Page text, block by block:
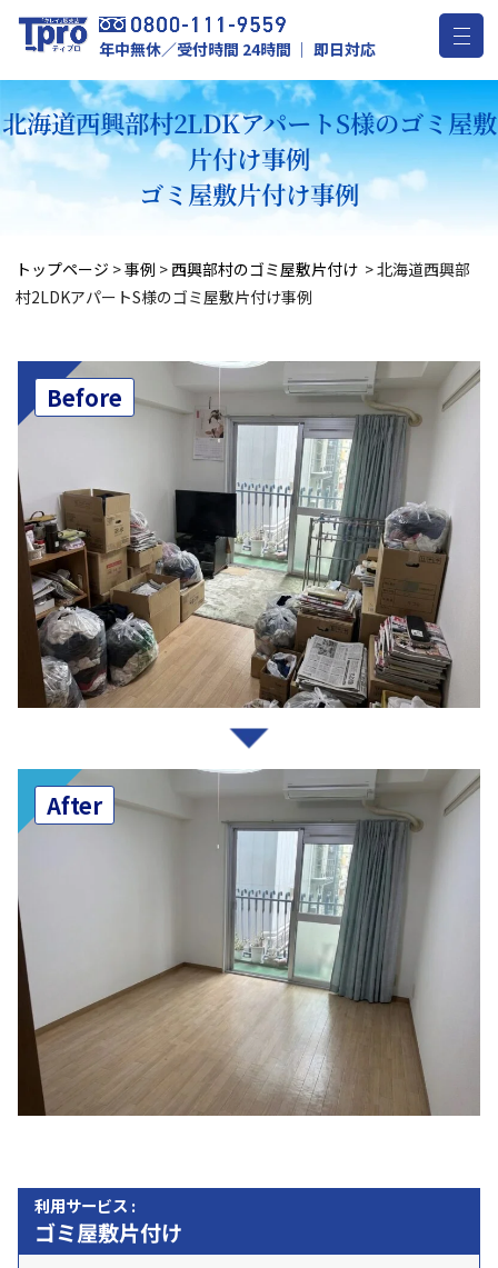
年中無休／受付時間 24時間 ｜ 即日対応
北海道西興部村2LDKアパートS様のゴミ屋敷
片付け事例
ゴミ屋敷片付け事例
トップページ >事例 > 西興部村のゴミ屋敷片付け >北海道西興部
村2LDKアパートS様のゴミ屋敷片付け事例
Before
After
利用サービス :
ゴミ屋敷片付け